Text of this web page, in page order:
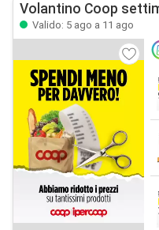
Volantino Coop
Valido: 5 ago a 11 ago